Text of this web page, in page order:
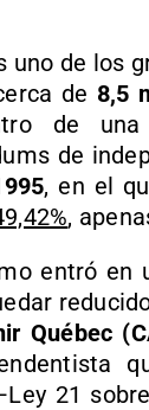
de los
de 8,5
de una
de
, en el
,
entró en
Québec
21